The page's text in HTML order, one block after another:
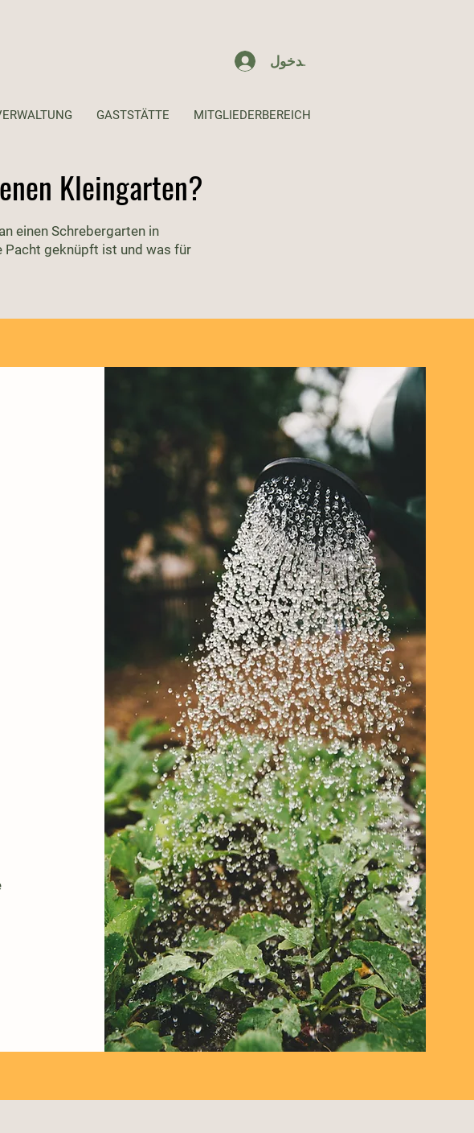
تسجيل الدخول
GASTSTÄTTE MITGLIEDERBEREICH
Kleingarten?
einen Schrebergarten in
Pacht geknüpft ist und was für